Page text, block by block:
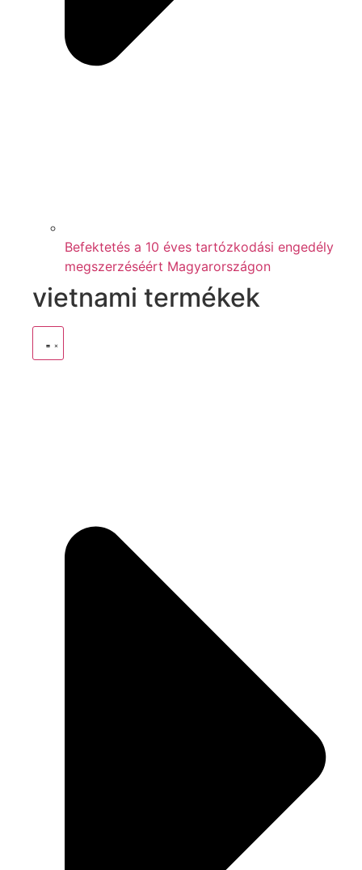
Befektetés a 10 éves tartózkodási engedély
megszerzéséért Magyarországon
vietnami termékek